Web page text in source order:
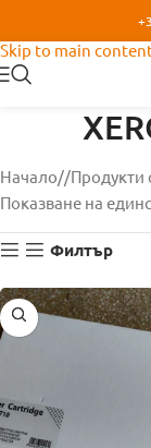
Skip to main
Начало/ Продукти
Показване на
Филтър